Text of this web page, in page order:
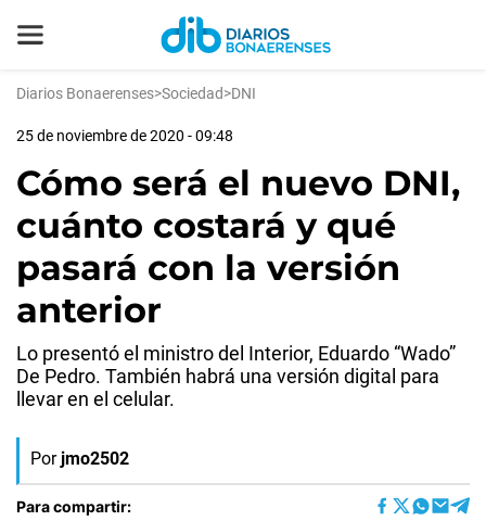
Diarios Bonaerenses>Sociedad>DNI
25 de noviembre de 2020 - 09:48
Cómo será el nuevo DNI,
cuánto costará y qué
pasará con la versión
anterior
Lo presentó el ministro del Interior, Eduardo “Wado”
De Pedro. También habrá una versión digital para
llevar en el celular.
Por jmo2502
Para compartir: